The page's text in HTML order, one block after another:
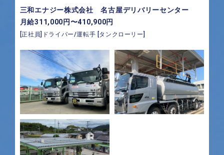
三和エナジー株式会社 名古屋デリバリーセンター
月給311,000円〜410,900円
[正社員]ドライバー/運転手 [タンクローリー]